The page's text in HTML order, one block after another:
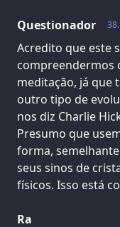
Questionador
Acredito que este
compreendermos
meditação, já que
outro tipo de
nos diz Charlie
Presumo que
forma,
seus sinos de
físicos. Isso está
Ra